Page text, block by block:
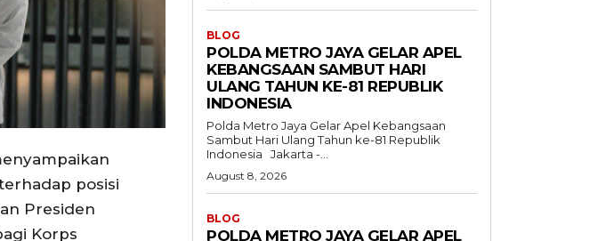
posisi
Presiden
Korps
BLOG
POLDA METRO JAYA GELAR APEL
KEBANGSAAN SAMBUT HARI
ULANG TAHUN KE-81 REPUBLIK
INDONESIA
Polda Metro Jaya Gelar Apel Kebangsaan
Sambut Hari Ulang Tahun ke-81 Republik
Indonesia Jakarta -...
August 8, 2026
BLOG
POLDA METRO JAYA GELAR APEL